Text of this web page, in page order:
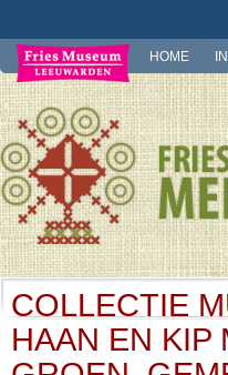
HOME
COLLECTIE
HAAN EN KIP